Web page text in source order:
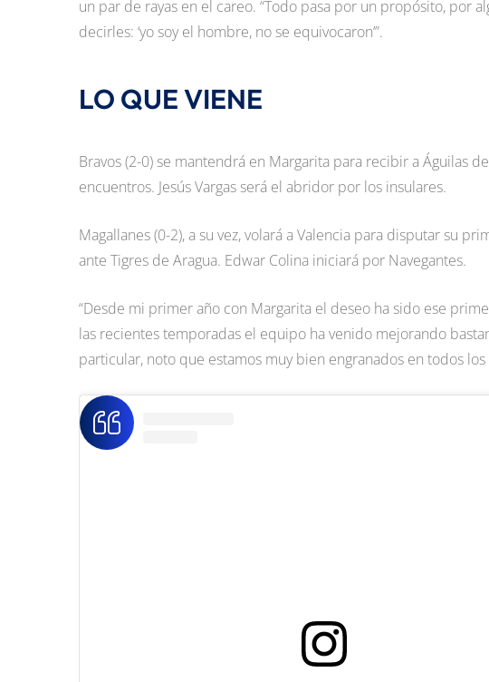
un par de rayas en el careo. “Todo pasa por un propósito, por
decirles: ‘yo soy el hombre, no se equivocaron’”.
LO QUE VIENE
Bravos (2-0) se mantendrá en Margarita para recibir a Águilas
encuentros. Jesús Vargas será el abridor por los insulares.
Magallanes (0-2), a su vez, volará a Valencia para disputar su
ante Tigres de Aragua. Edwar Colina iniciará por Navegantes.
“Desde mi primer año con Margarita el deseo ha sido ese
las recientes temporadas el equipo ha venido mejorando
particular, noto que estamos muy bien engranados en todos los